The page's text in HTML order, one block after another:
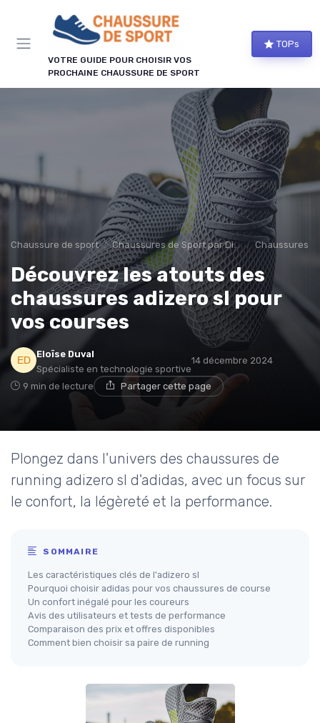
VOTRE GUIDE POUR CHOISIR VOS
PROCHAINE CHAUSSURE DE SPORT
TOPs
Chaussure de sport Chaussures de Sport par Discipline Chaussures
Découvrez les atouts des
chaussures adizero sl pour
vos courses
Eloïse Duval
Spécialiste en technologie sportive
14 décembre 2024
9 min de lecture Partager cette page
Plongez dans l'univers des chaussures de
running adizero sl d'adidas, avec un focus sur
le confort, la légèreté et la performance.
SOMMAIRE
Les caractéristiques clés de l'adizero sl
Pourquoi choisir adidas pour vos chaussures de course
Un confort inégalé pour les coureurs
Avis des utilisateurs et tests de performance
Comparaison des prix et offres disponibles
Comment bien choisir sa paire de running